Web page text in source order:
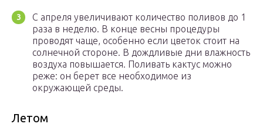
С апреля увеличивают количество поливов до 1
раза в неделю. В конце весны процедуры
проводят чаще, особенно если цветок стоит на
солнечной стороне. В дождливые дни влажность
воздуха повышается. Поливать кактус можно
реже: он берет все необходимое из
окружающей среды.
Летом